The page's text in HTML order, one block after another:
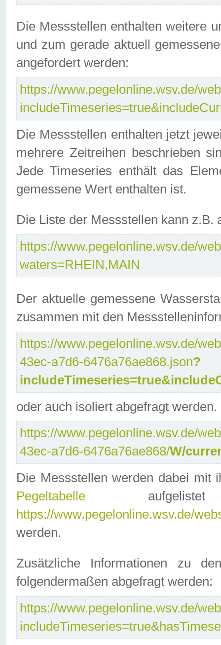
Die Messstellen enthalten weitere
und zum gerade aktuell
angefordert werden:
https://www.pegelonline.wsv.de/
Die Messstellen enthalten jetzt
mehrere Zeitreihen beschrieben
Jede Timeseries enthält das
gemessene Wert enthalten ist.
Die Liste der Messstellen kann
https://www.pegelonline.wsv.de/
waters=RHEIN,MAIN
Der aktuelle gemessene
zusammen mit den
https://www.pegelonline.wsv.de/
43ec-a7d6-6476a76ae868.json?
oder auch isoliert abgefragt werden.
https://www.pegelonline.wsv.de/
43ec-a7d6-6476a76ae868/W/
Die Messstellen werden dabei mit
Pegeltabelle
https://www.pegelonline.wsv.de/
werden.
Zusätzliche Informationen zu
folgendermaßen abgefragt werden:
https://www.pegelonline.wsv.de/